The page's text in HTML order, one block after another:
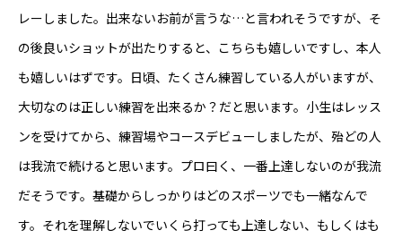
レーしました。出来ないお前が言うな…と言われそうですが、そ
の後良いショットが出たりすると、こちらも嬉しいですし、本人
も嬉しいはずです。日頃、たくさん練習している人がいますが、
大切なのは正しい練習を出来るか？だと思います。小生はレッス
ンを受けてから、練習場やコースデビューしましたが、殆どの人
は我流で続けると思います。プロ曰く、一番上達しないのが我流
だそうです。基礎からしっかりはどのスポーツでも一緒なんで
す。それを理解しないでいくら打っても上達しない、もしくはも